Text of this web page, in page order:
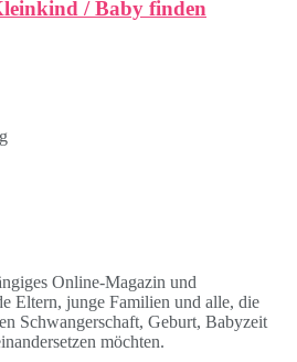
/ Baby finden
Online-Magazin und
Eltern, junge Familien und alle, die
Schwangerschaft, Geburt, Babyzeit
möchten.